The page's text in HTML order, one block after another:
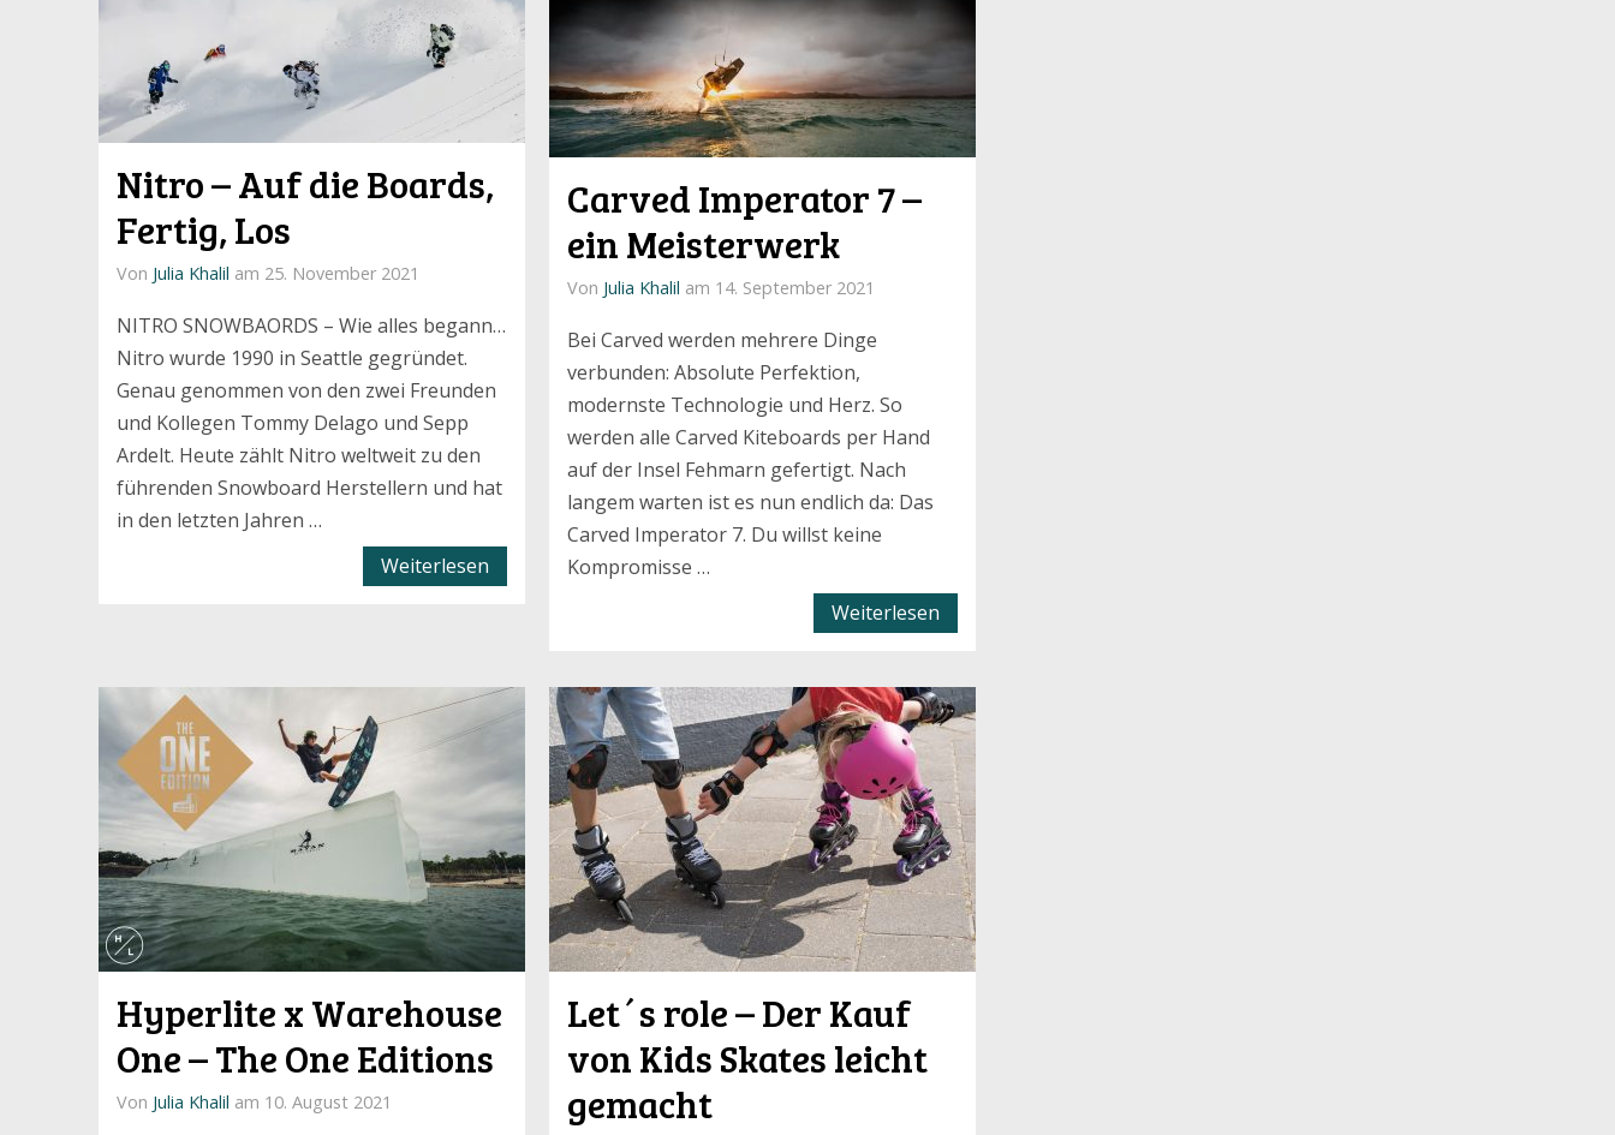
Nitro – Auf die Boards,
Fertig, Los
Von Julia Khalil am 25. November 2021
NITRO SNOWBAORDS – Wie alles begann…
Nitro wurde 1990 in Seattle gegründet.
Genau genommen von den zwei Freunden
und Kollegen Tommy Delago und Sepp
Ardelt. Heute zählt Nitro weltweit zu den
führenden Snowboard Herstellern und hat
in den letzten Jahren …
Weiterlesen
Carved Imperator 7 –
ein Meisterwerk
Von Julia Khalil am 14. September 2021
Bei Carved werden mehrere Dinge
verbunden: Absolute Perfektion,
modernste Technologie und Herz. So
werden alle Carved Kiteboards per Hand
auf der Insel Fehmarn gefertigt. Nach
langem warten ist es nun endlich da: Das
Carved Imperator 7. Du willst keine
Kompromisse …
Weiterlesen
Hyperlite x Warehouse
One – The One Editions
Von Julia Khalil am 10. August 2021
Let´s role – Der Kauf
von Kids Skates leicht
gemacht